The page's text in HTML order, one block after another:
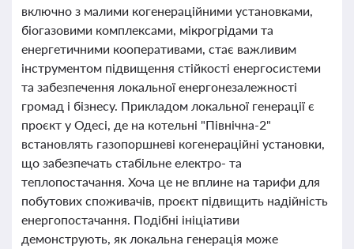
включно з малими когенераційними установками,
біогазовими комплексами, мікрогрідами та
енергетичними кооперативами, стає важливим
інструментом підвищення стійкості енергосистеми
та забезпечення локальної енергонезалежності
громад і бізнесу. Прикладом локальної генерації є
проєкт у Одесі, де на котельні "Північна-2"
встановлять газопоршневі когенераційні установки,
що забезпечать стабільне електро- та
теплопостачання. Хоча це не вплине на тарифи для
побутових споживачів, проєкт підвищить надійність
енергопостачання. Подібні ініціативи
демонструють, як локальна генерація може